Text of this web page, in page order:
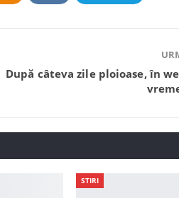
După câteva zile ploioase, în
STIRI